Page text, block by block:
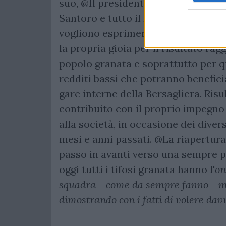
suo, @Il presidente del Centro
Santoro e tutto il Direttivo della
vogliono esprimere al patron
la propria gioia per il risultato
popolo granata e soprattutto per
redditi bassi che potranno
gare interne della Bersagliera.
contribuito con il proprio
alla società, in occasione dei
mesi e anni passati. @La
passo in avanti verso una sempre
oggi tutti i tifosi granata hanno l'
squadra - come da sempre fanno -
dimostrando con i fatti di volere